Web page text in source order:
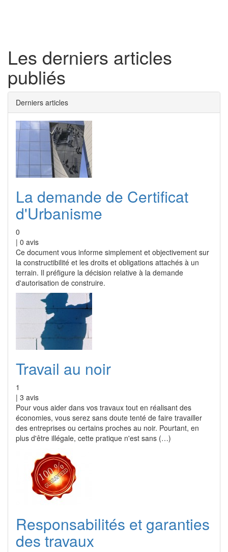
Les derniers articles
publiés
Derniers articles
La demande de Certificat
d'Urbanisme
0
| 0 avis
Ce document vous informe simplement et objectivement sur
la constructibilité et les droits et obligations attachés à un
terrain. Il préfigure la décision relative à la demande
d'autorisation de construire.
Travail au noir
1
| 3 avis
Pour vous aider dans vos travaux tout en réalisant des
économies, vous serez sans doute tenté de faire travailler
des entreprises ou certains proches au noir. Pourtant, en
plus d'être illégale, cette pratique n'est sans (…)
Responsabilités et garanties
des travaux